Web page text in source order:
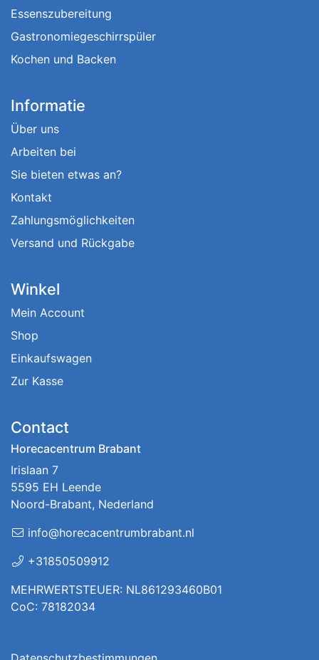
Essenszubereitung
Gastronomiegeschirrspüler
Kochen und Backen
Informatie
Über uns
Arbeiten bei
Sie bieten etwas an?
Kontakt
Zahlungsmöglichkeiten
Versand und Rückgabe
Winkel
Mein Account
Shop
Einkaufswagen
Zur Kasse
Contact
Horecacentrum Brabant
Irislaan 7
5595 EH Leende
Noord-Brabant, Nederland
info@horecacentrumbrabant.nl
+31850509912
MEHRWERTSTEUER: NL861293460B01
CoC: 78182034